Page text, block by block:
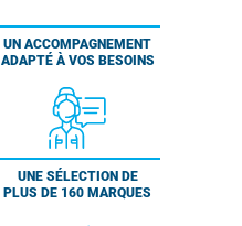
UN ACCOMPAGNEMENT
ADAPTÉ À VOS BESOINS
UNE SÉLECTION DE
PLUS DE 160 MARQUES